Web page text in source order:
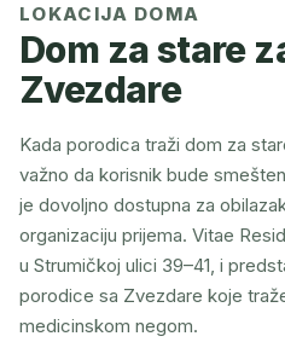
LOKACIJA DOMA
Dom za stare
Zvezdare
Kada porodica traži dom za
važno da korisnik bude
je dovoljno dostupna za
organizaciju prijema. Vitae
u Strumičkoj ulici 39–41, i
porodice sa Zvezdare koje
medicinskom negom.